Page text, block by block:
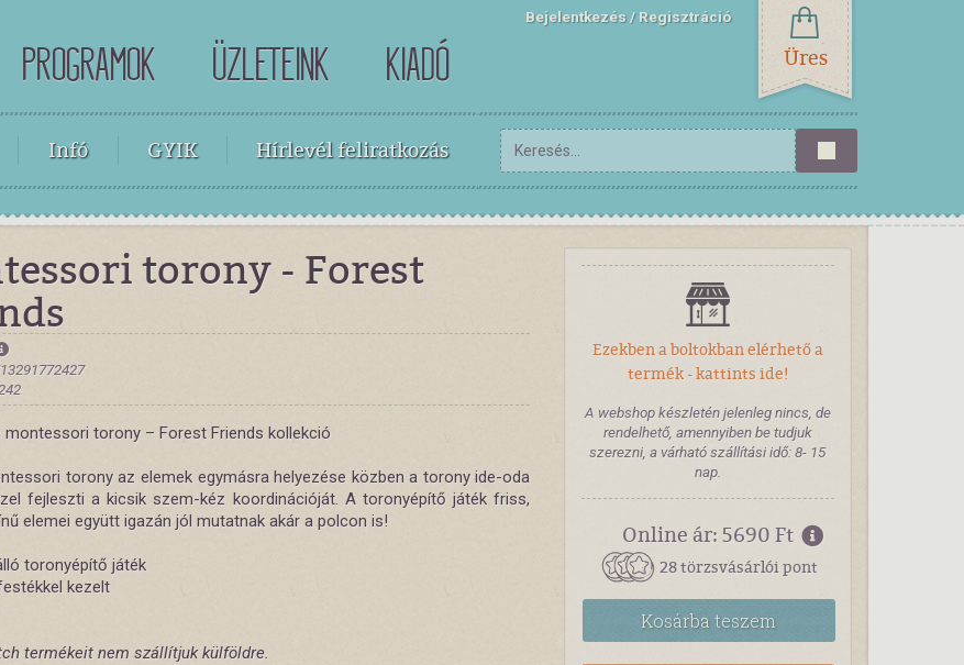
PROGRAMOK ÜZLETEINK KIADÓ
Bejelentkezés Regisztráció
Üres
Infó GYIK Hírlevél feliratkozás
torony - Forest
montessori torony – Forest Friends kollekció
torony az elemek egymásra helyezése közben a torony ide-oda
fejleszti a kicsik szem-kéz koordinációját. A toronyépítő játék friss,
elemei együtt igazán jól mutatnak akár a polcon is!
toronyépítő játék
kezelt
termékeit nem szállítjuk külföldre.
Ezekben a boltokban elérhető a
termék - kattints ide!
A webshop készletén jelenleg nincs, de
rendelhető, amennyiben be tudjuk
szerezni, a várható szállítási idő: 8- 15
nap.
Online ár: 5690 Ft
28 törzsvásárlói pont
Kosárbateszem